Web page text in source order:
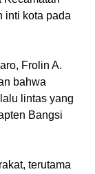
inti kota pada
Frolin A.
bahwa
lintas yang
Bangsi
terutama